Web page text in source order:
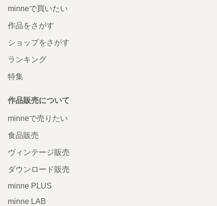
minneで買いたい
作品をさがす
ショップをさがす
ランキング
特集
作品販売について
minneで売りたい
食品販売
ヴィンテージ販売
ダウンロード販売
minne PLUS
minne LAB